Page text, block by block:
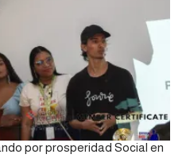
por prosperidad Social en